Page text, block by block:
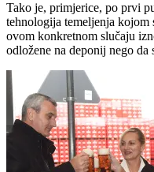
Tako je, primjerice, po prvi
tehnologija temeljenja kojom
ovom konkretnom slučaju
odložene na deponij nego da